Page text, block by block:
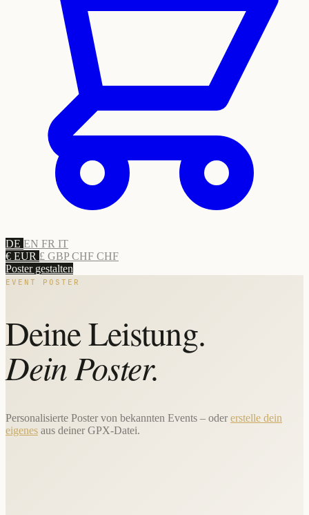
DE EN FR IT
€ EUR £ GBPCHF CHF
Poster gestalten
EVENT POSTER
Deine Leistung.
Dein Poster.
Personalisierte Poster von bekannten Events – odererstelle dein
eigenes aus deiner GPX-Datei.